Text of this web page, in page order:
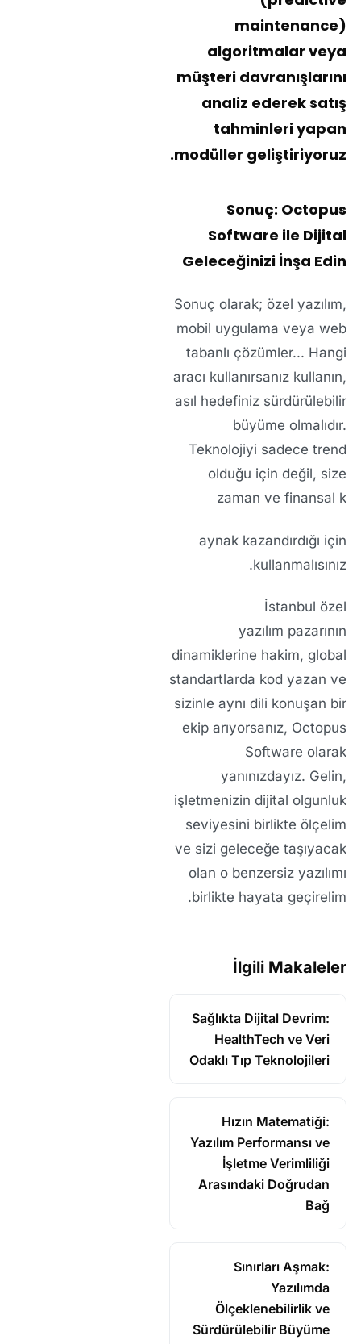
maintenance)
algoritmalar veya
müşteri davranışlarını
analiz ederek satış
tahminleri yapan
modüller geliştiriyoruz.
Sonuç: Octopus
Software ile Dijital
Geleceğinizi İnşa Edin
Sonuç olarak; özel yazılım,
mobil uygulama veyaweb
tabanlı çözümler... Hangi
aracı kullanırsanız kullanın,
asıl hedefiniz sürdürülebilir
büyüme olmalıdır.
Teknolojiyi sadece trend
olduğu için değil, size
zaman ve finansal k
aynak kazandırdığı için
kullanmalısınız.
İstanbul özel
yazılım pazarının
dinamiklerine hakim, global
standartlarda kod yazan ve
sizinle aynı dili konuşan bir
ekip arıyorsanız, Octopus
Software olarak
yanınızdayız. Gelin,
işletmenizin dijital olgunluk
seviyesini birlikte ölçelim
ve sizi geleceğe taşıyacak
olan o benzersiz yazılımı
birlikte hayata geçirelim.
İlgili Makaleler
Sağlıkta Dijital Devrim:
HealthTech ve Veri
Odaklı Tıp Teknolojileri
Hızın Matematiği:
Yazılım Performansı ve
İşletme Verimliliği
Arasındaki Doğrudan
Bağ
Sınırları Aşmak:
Yazılımda
Ölçeklenebilirlik ve
Sürdürülebilir Büyüme